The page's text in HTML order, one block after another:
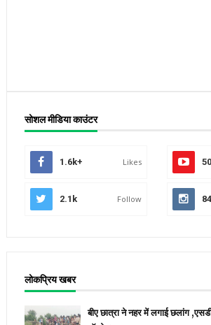
सोशल मीडिया काउंटर
1.6k+ Likes
2.1k Follow
लोकप्रिय खबर
बीए छात्रा ने नहर में लगाई छलांग